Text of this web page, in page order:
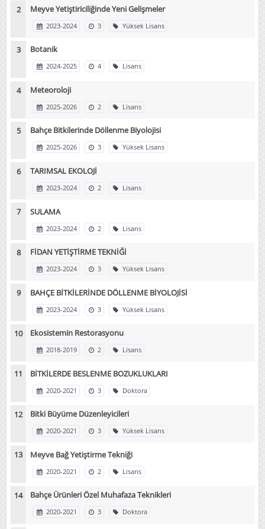
Meyve Yetiştiriciliğinde Yeni Gelişmeler
2023-2024 3 Yüksek Lisans
Botanik
2024-2025 4 Lisans
Meteoroloji
2025-2026 2 Lisans
Bahçe Bitkilerinde Döllenme Biyolojisi
2025-2026 3 Yüksek Lisans
TARIMSAL EKOLOJİ
2023-2024 2 Lisans
SULAMA
2023-2024 2 Lisans
FİDAN YETİŞTİRME TEKNİĞİ
2023-2024 3 Yüksek Lisans
BAHÇE BİTKİLERİNDE DÖLLENME BİYOLOJİSİ
2023-2024 3 Yüksek Lisans
Ekosistemin Restorasyonu
2018-2019 2 Lisans
BİTKİLERDE BESLENME BOZUKLUKLARI
2020-2021 3 Doktora
Bitki Büyüme Düzenleyicileri
2020-2021 3 Yüksek Lisans
Meyve Bağ Yetiştirme Tekniği
2020-2021 2 Lisans
Bahçe Ürünleri Özel Muhafaza Teknikleri
2020-2021 3 Doktora